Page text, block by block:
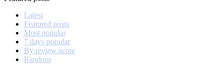
Latest
Featured posts
Most popular
7 days popular
By review score
Random